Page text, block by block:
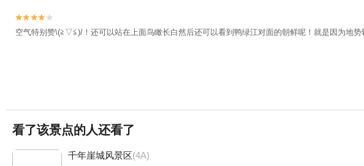


空气特别赞\(≧▽≦)/！还可以站在上面鸟瞰长白然后还可以看到鸭绿江对面的朝鲜呢！就是因为地势
看了该景点的人还看了
千年崖城风景区(4A)